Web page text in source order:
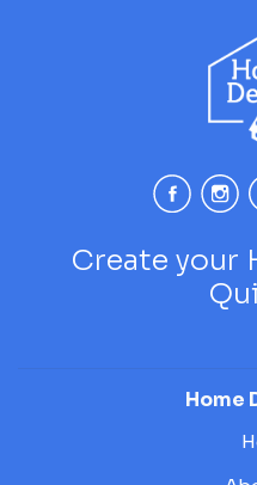
Create your
Home